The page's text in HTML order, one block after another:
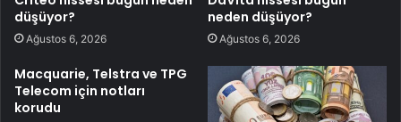
düşüyor?
Ağustos 6, 2026
neden düşüyor?
Ağustos 6, 2026
Macquarie, Telstra ve TPG
Telecom için notları
korudu